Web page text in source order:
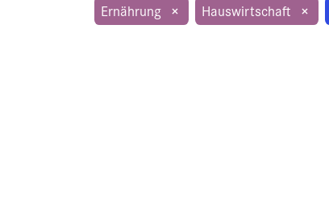
Ernährung × Hauswirtschaft ×